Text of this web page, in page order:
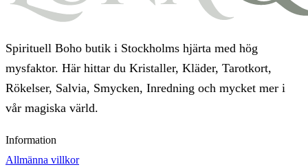
Spirituell Boho butik i Stockholms hjärta med hög
mysfaktor. Här hittar du Kristaller, Kläder, Tarotkort,
Rökelser, Salvia, Smycken, Inredning och mycket mer i
vår magiska värld.
Information
Allmänna villkor